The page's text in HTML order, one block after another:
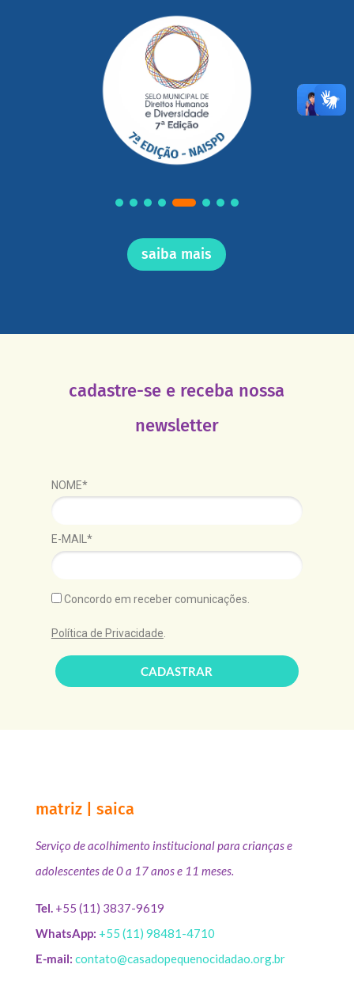
saiba mais
cadastre-se e receba nossa
newsletter
NOME*
E-MAIL*
Concordo em receber comunicações.
Política de Privacidade
CADASTRAR
matriz | saica
Serviço de acolhimento institucional para crianças e
adolescentes de 0 a 17 anos e 11 meses.
Tel.+55 (11) 3837-9619
WhatsApp: +55 (11) 98481-4710
E-mail: contato@casadopequenocidadao.org.br